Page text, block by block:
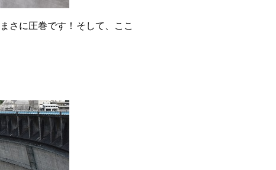
まさに圧巻です！ そして、ここ